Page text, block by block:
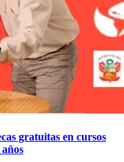
gratuitas en cursos